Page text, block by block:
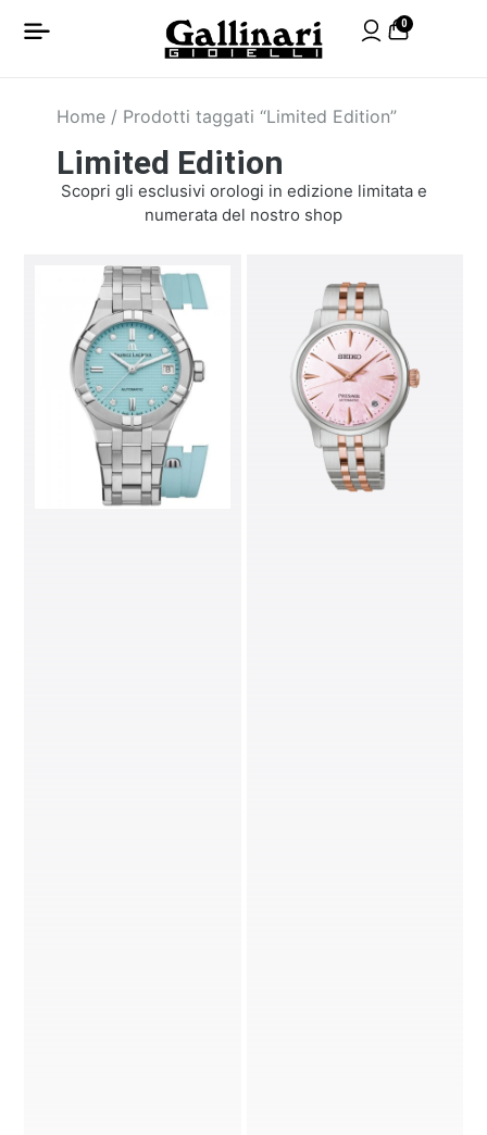
0
Home / Prodotti taggati “Limited Edition”
Limited Edition
Scopri gli esclusivi orologi in edizione limitata e
numerata del nostro shop